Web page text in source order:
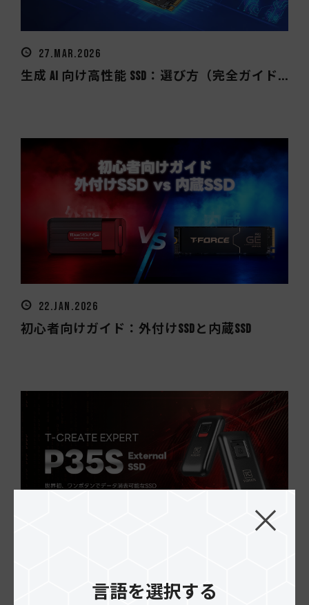
27.MAR.2026
生成 AI 向け高性能 SSD：選び方（完全ガイド...
22.JAN.2026
初心者向けガイド：外付けSSDと内蔵SSD
言語を選択する